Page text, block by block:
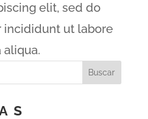
elit, sed do
incididunt ut labore